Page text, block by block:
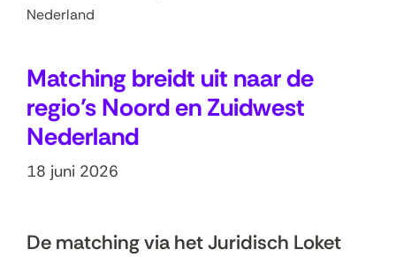
Nederland
Matching breidt uit naar de
regio’s Noord en Zuidwest
Nederland
18 juni 2026
De matchingvia het Juridisch Loket